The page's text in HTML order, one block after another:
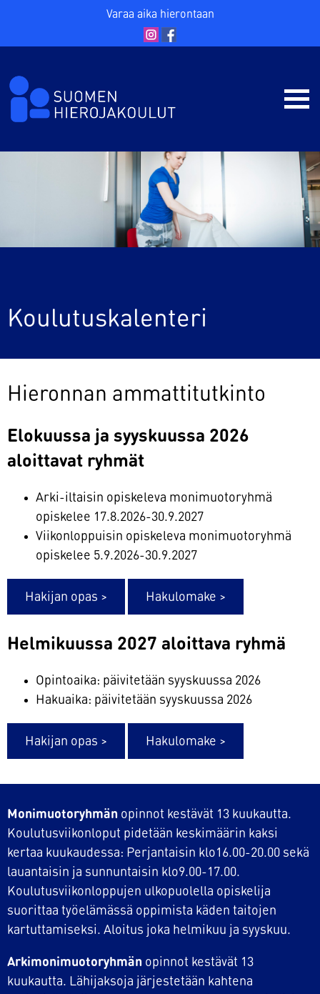
Varaa aika hierontaan
Koulutuskalenteri
Hieronnan ammattitutkinto
Elokuussa ja syyskuussa 2026
aloittavat ryhmät
Arki-iltaisin opiskeleva monimuotoryhmä
opiskelee 17.8.2026-30.9.2027
Viikonloppuisin opiskeleva monimuotoryhmä
opiskelee 5.9.2026-30.9.2027
Hakijan opas > Hakulomake >
Helmikuussa 2027 aloittava ryhmä
Opintoaika: päivitetään syyskuussa 2026
Hakuaika: päivitetään syyskuussa 2026
Hakijan opas > Hakulomake >
Monimuotoryhmän opinnot kestävät 13 kuukautta.
Koulutusviikonloput pidetään keskimäärin kaksi
kertaa kuukaudessa: Perjantaisin klo16.00-20.00 sekä
lauantaisin ja sunnuntaisin klo9.00-17.00.
Koulutusviikonloppujen ulkopuolella opiskelija
suorittaa työelämässä oppimista käden taitojen
kartuttamiseksi. Aloitus joka helmikuu ja syyskuu.
Arkimonimuotoryhmän opinnot kestävät 13
kuukautta. Lähijaksoja järjestetään kahtena